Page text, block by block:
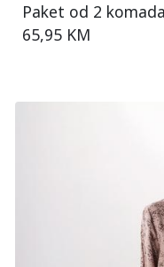
Paket od 2
65,95 KM